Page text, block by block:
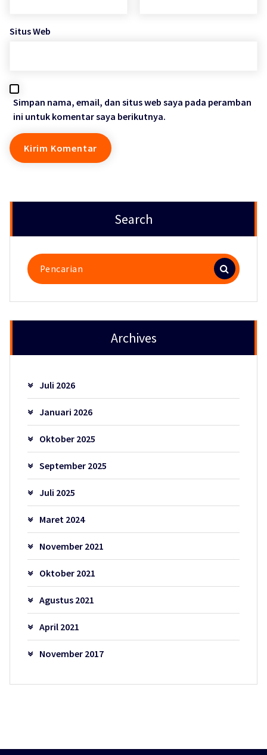
Situs Web
Simpan nama, email, dan situs web saya pada peramban
ini untuk komentar saya berikutnya.
Search
Pencarian
untuk:
Archives
Juli 2026
Januari 2026
Oktober 2025
September 2025
Juli 2025
Maret 2024
November 2021
Oktober 2021
Agustus 2021
April 2021
November 2017